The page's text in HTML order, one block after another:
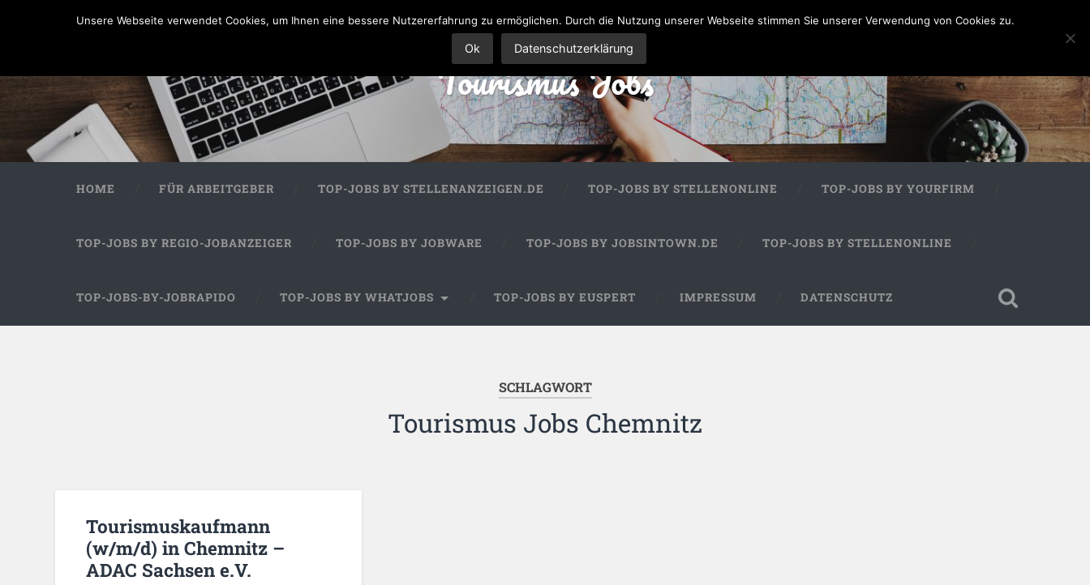
Tourismus Jobs
HOME FÜR ARBEITGEBER TOP-JOBS BY STELLENANZEIGEN.DE TOP-JOBS BY STELLENONLINE TOP-JOBS BY YOURFIRM
TOP-JOBS BY REGIO-JOBANZEIGER TOP-JOBS BY JOBWARE TOP-JOBS BY JOBSINTOWN.DE TOP-JOBS BY STELLENONLINE
TOP-JOBS-BY-JOBRAPIDO TOP-JOBS BY WHATJOBS TOP-JOBS BY EUSPERT IMPRESSUM DATENSCHUTZ
SCHLAGWORT
Tourismus Jobs Chemnitz
Tourismuskaufmann
(w/m/d) in Chemnitz –
ADAC Sachsen e.V.
Unsere Webseite verwendet Cookies, um Ihnen eine bessere Nutzererfahrung zu ermöglichen. Durch die Nutzung unserer Webseite stimmen Sie unserer Verwendung von Cookies zu.
Ok Datenschutzerklärung